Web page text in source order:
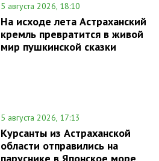
5 августа 2026, 18:10
На исходе лета Астраханский
кремль превратится в живой
мир пушкинской сказки
5 августа 2026, 17:13
Курсанты из Астраханской
области отправились на